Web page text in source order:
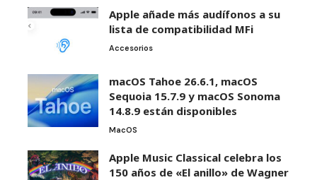
Apple añade más audífonos a su
lista de compatibilidad MFi
Accesorios
macOS Tahoe 26.6.1, macOS
Sequoia 15.7.9 y macOS Sonoma
14.8.9 están disponibles
MacOS
Apple Music Classical celebra los
150 años de «El anillo» de Wagner